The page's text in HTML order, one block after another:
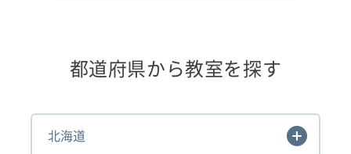
都道府県から教室を探す
北海道